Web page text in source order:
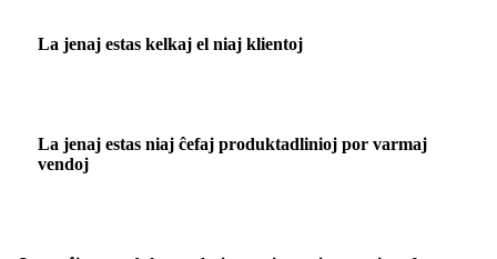
La jenaj estas kelkaj el niaj klientoj
La jenaj estas niaj ĉefaj produktadlinioj por varmaj
vendoj